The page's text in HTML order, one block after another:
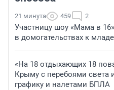
21 минута 459 2
Участницу шоу «Мама в
в домогательствах к
«На 18 отдыхающих 18
Крыму с перебоями света
графику и налетами БПЛА